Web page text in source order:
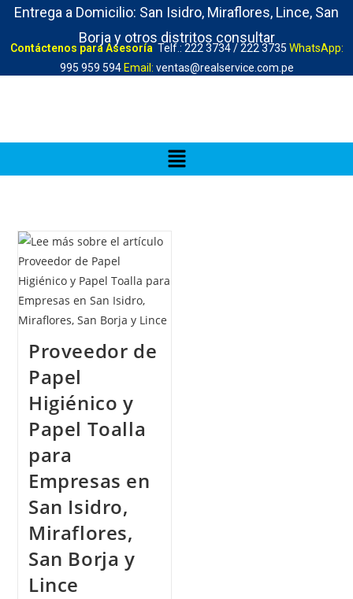
Entrega a Domicilio: San Isidro, Miraflores, Lince, San
Borja y otros distritos consultar
Contáctenos para Asesoría Telf.: 222 3734 / 222 3735 WhatsApp:
995 959 594 Email: ventas@realservice.com.pe
Proveedor de
Papel
Higiénico y
Papel Toalla
para
Empresas en
San Isidro,
Miraflores,
San Borja y
Lince